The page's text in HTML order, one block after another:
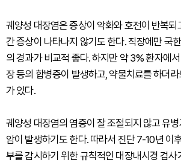
궤양성 대장염은 증상이 악화와 호전이 반복되
간 증상이 나타나지 않기도 한다. 직장에만 국
의 경과가 비교적 좋다. 하지만 약 3% 환자에
장 등의 합병증이 발생하고, 약물치료를 하더
가 있다.
궤양성 대장염의 염증이 잘 조절되지 않고 유
암이 발생하기도 한다. 따라서 진단 7-10년 이
부를 감시하기 위한 규칙적인 대장내시경 검사